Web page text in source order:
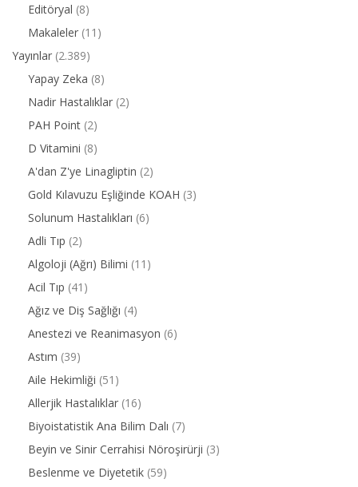
Editöryal (8)
Makaleler (11)
Yayınlar (2.389)
Yapay Zeka (8)
Nadir Hastalıklar (2)
PAH Point (2)
D Vitamini (8)
A'dan Z'ye Linagliptin (2)
Gold Kılavuzu Eşliğinde KOAH (3)
Solunum Hastalıkları (6)
Adli Tıp (2)
Algoloji (Ağrı) Bilimi (11)
Acil Tıp (41)
Ağız ve Diş Sağlığı (4)
Anestezi ve Reanimasyon (6)
Astım (39)
Aile Hekimliği (51)
Allerjik Hastalıklar (16)
Biyoistatistik Ana Bilim Dalı (7)
Beyin ve Sinir Cerrahisi Nöroşirürji (3)
Beslenme ve Diyetetik (59)